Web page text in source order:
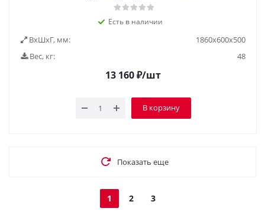
Есть в наличии
ВxШxГ, мм:
1860х600х500
Вес, кг:
48
13 160₽/шт
В корзину
Показать еще
1 2 3